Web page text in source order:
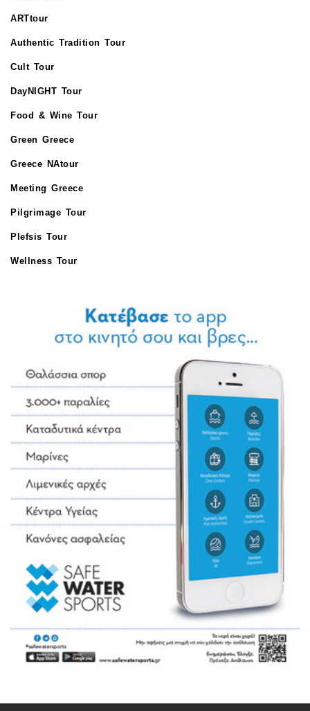
ARTtour
Authentic Tradition Tour
Cult Tour
DayNIGHT Tour
Food & Wine Tour
Green Greece
Greece NAtour
Meeting Greece
Pilgrimage Tour
Plefsis Tour
Wellness Tour